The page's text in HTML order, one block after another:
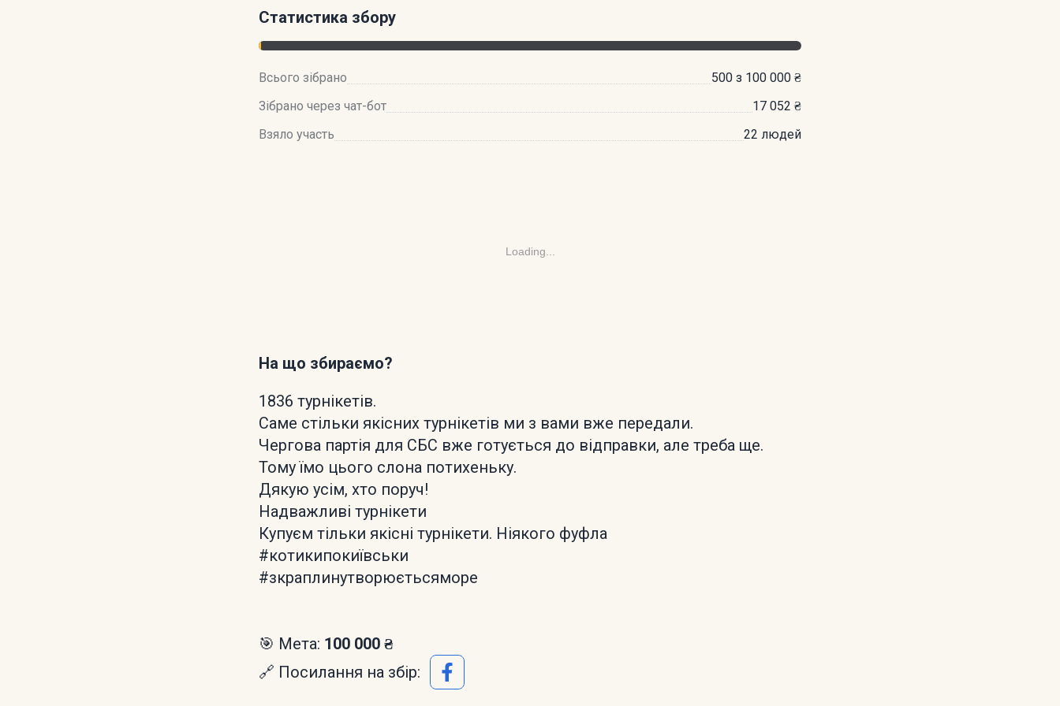
Статистика збору
Всього зібрано
500 з 100 000 ₴
Зібрано через чат-бот
17 052 ₴
Взяло участь
22 людей
Loading...
На що збираємо?
1836 турнікетів.
Саме стільки якісних турнікетів ми з вами вже передали.
Чергова партія для СБС вже готується до відправки, але треба ще.
Тому їмо цього слона потихеньку.
Дякую усім, хто поруч!
Надважливі турнікети
Купуєм тільки якісні турнікети. Ніякого фуфла
#котикипокиївськи
#зкраплинутворюєтьсяморе
🎯 Мета: 100 000 ₴
🔗 Посилання на збір: